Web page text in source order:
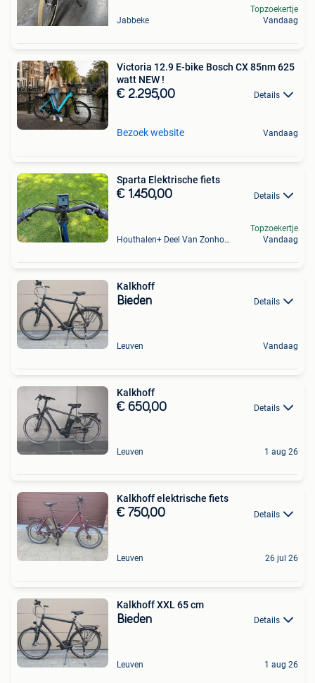
Jabbeke
Topzoekertje
Vandaag
Victoria 12.9 E-bike Bosch CX 85nm 625
watt NEW !
€ 2.295,00 Details
Bezoek website Vandaag
Sparta Elektrische fiets
€ 1.450,00 Details
Houthalen+ Deel Van Zonhoven En Zolder
Topzoekertje
Vandaag
Kalkhoff
Bieden Details
Leuven Vandaag
Kalkhoff
€ 650,00 Details
Leuven 1 aug 26
Kalkhoff elektrische fiets
€ 750,00 Details
Leuven 26 jul 26
Kalkhoff XXL 65 cm
Bieden Details
Leuven 1 aug 26